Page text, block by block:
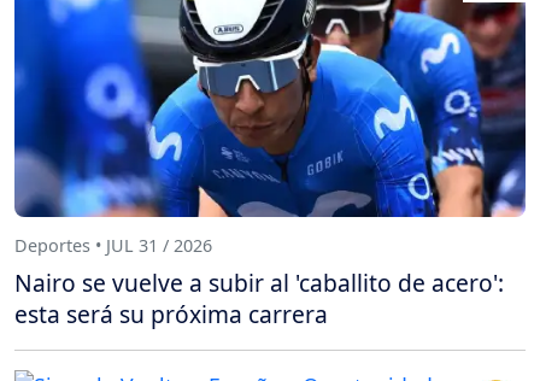
Deportes • JUL 31 / 2026
Nairo se vuelve a subir al 'caballito de acero':
esta será su próxima carrera